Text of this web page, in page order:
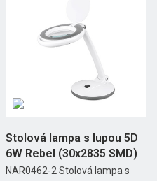
Stolová lampa s lupou 5D
6W Rebel (30x2835 SMD)
NAR0462-2 Stolová lampa s